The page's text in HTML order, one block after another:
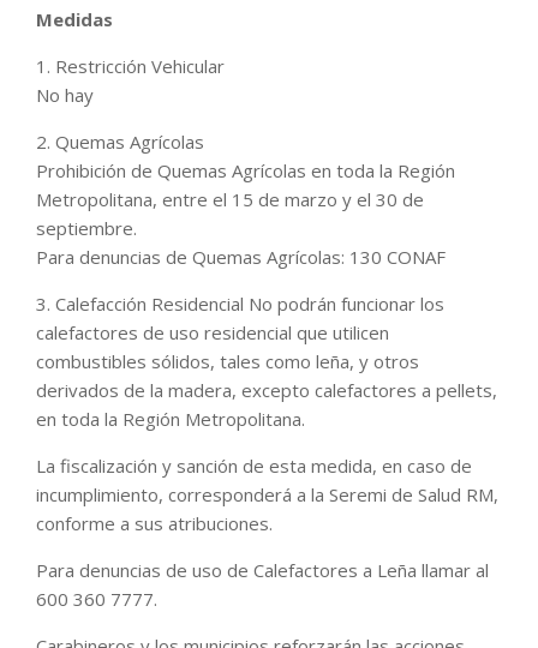
Medidas
1. Restricción Vehicular
No hay
2. Quemas Agrícolas
Prohibición de Quemas Agrícolas en toda la Región
Metropolitana, entre el 15 de marzo y el 30 de
septiembre.
Para denuncias de Quemas Agrícolas: 130 CONAF
3. Calefacción Residencial No podrán funcionar los
calefactores de uso residencial que utilicen
combustibles sólidos, tales como leña, y otros
derivados de la madera, excepto calefactores a pellets,
en toda la Región Metropolitana.
La fiscalización y sanción de esta medida, en caso de
incumplimiento, corresponderá a la Seremi de Salud RM,
conforme a sus atribuciones.
Para denuncias de uso de Calefactores a Leña llamar al
600 360 7777.